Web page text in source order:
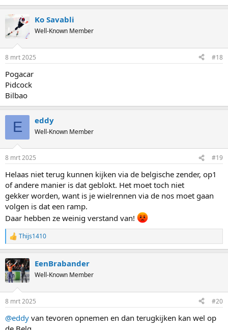
Ko Savabli
Well-Known Member
8 mrt 2025 #18
Pogacar
Pidcock
Bilbao
E eddy
Well-Known Member
8 mrt 2025 #19
Helaas niet terug kunnen kijken via de belgische zender, op1
of andere manier is dat geblokt. Het moet toch niet
gekker worden, want is je wielrennen via de nos moet gaan
volgen is dat een ramp.
Daar hebben ze weinig verstand van!
R
e
c
t
i
s
Thijs1410
EenBrabander
Well-Known Member
8 mrt 2025 #20
@eddy van tevoren opnemen en dan terugkijken kan wel op